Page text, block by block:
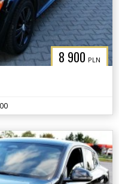
8 900 PLN